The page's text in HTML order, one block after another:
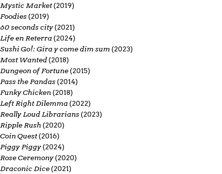
Mystic Market(2019)
Foodies(2019)
60 seconds city(2021)
Life en Reterra(2024)
Sushi Go!: Gira y come dim sum (2023)
Most Wanted(2018)
Dungeon of Fortune(2015)
Pass the Pandas(2014)
Funky Chicken(2018)
Left Right Dilemma(2022)
Really Loud Librarians(2023)
Ripple Rush (2020)
Coin Quest(2016)
Piggy Piggy(2024)
Rose Ceremony(2020)
Draconic Dice(2021)